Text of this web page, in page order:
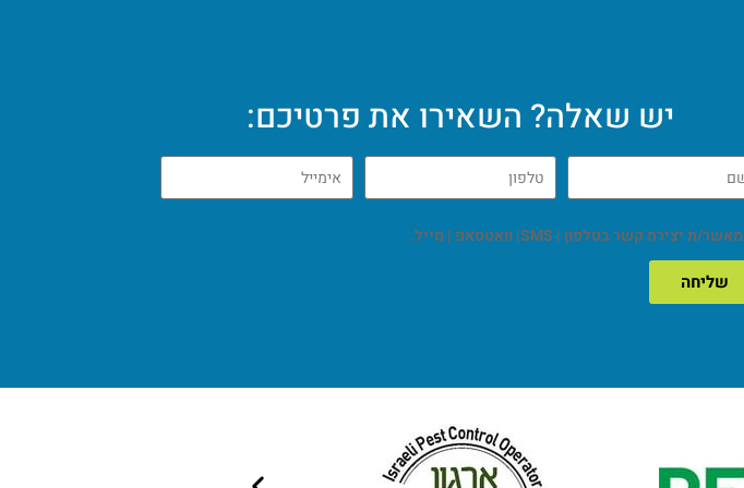
יש שאלה? השאירו את פרטיכם:
מאשר/ת יצירת קשר בטלפון | SMS| וואטסאפ | מייל.
שליחה